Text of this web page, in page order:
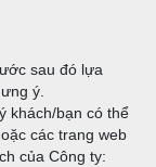
sau đó lựa
ý.
khách/bạn có thể
các trang web
của Công ty: